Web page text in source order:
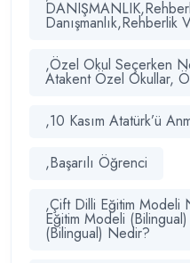
Danışmanlık,Rehberlik
,Özel Okul Seçerken
Atakent Özel Okullar,
,10 Kasım Atatürk’ü
,Başarılı Öğrenci
,Çift Dilli Eğitim Modeli
Eğitim Modeli
(Bilingual) Nedir?